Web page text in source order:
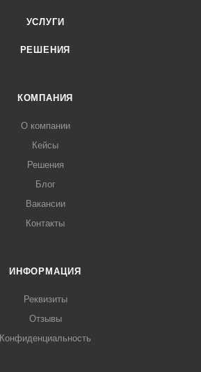
УСЛУГИ
РЕШЕНИЯ
КОМПАНИЯ
О компании
Кейсы
Решения
Блог
Вакансии
Контакты
ИНФОРМАЦИЯ
Реквизиты
Отзывы
Конфиденциальность